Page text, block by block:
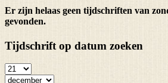
Er zijn helaas geen tijdschriften van
gevonden.
Tijdschrift op datum zoeken